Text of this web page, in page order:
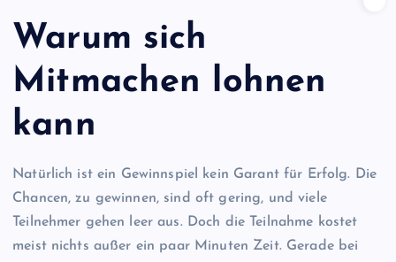
Warum sich
Mitmachen lohnen
kann
Natürlich ist ein Gewinnspiel kein Garant für Erfolg. Die
Chancen, zu gewinnen, sind oft gering, und viele
Teilnehmer gehen leer aus. Doch die Teilnahme kostet
meist nichts außer ein paar Minuten Zeit. Gerade bei